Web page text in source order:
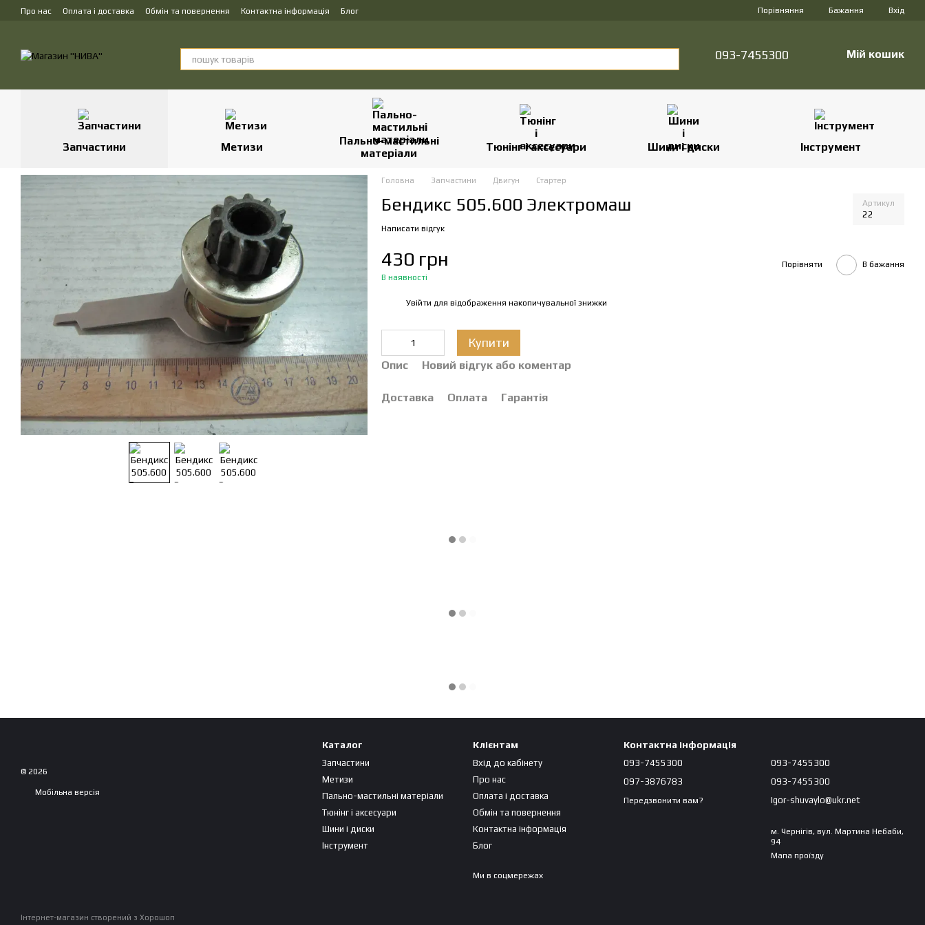
Перейти до основного контенту
Про нас Оплата і доставка Обмін та повернення Контактна інформація Блог Порівняння Бажання Вхід
093-7455300 Мій кошик
Запчастини Метизи
Пально-мастильні
матеріали
Тюнінг і аксесуари Шини і диски Інструмент
Головна Запчастини Двигун Стартер
Бендикс 505.600 Электромаш Артикул
22
Написати відгук
430 грн
В наявності
Порівняти В бажання
Увійти для відображення накопичувальної знижки
Купити
Опис Новий відгук або коментар
Доставка Оплата Гарантія
© 2026
Мобільна версія
Інтернет-магазин створений з Хорошоп
Каталог
Запчастини
Метизи
Пально-мастильні матеріали
Тюнінг і аксесуари
Шини і диски
Інструмент
Клієнтам
Вхід до кабінету
Про нас
Оплата і доставка
Обмін та повернення
Контактна інформація
Блог
Ми в соцмережах
Контактна інформація
093-7455300
097-3876783
Передзвонити вам?
093-7455300
093-7455300
Igor-shuvaylo@ukr.net
м. Чернігів, вул. Мартина Небаби,
94
Мапа проїзду